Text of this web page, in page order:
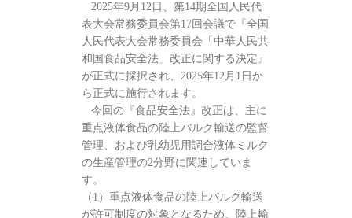
2025年9月12日、第14期全国人民代
表大会常務委員会第17回会議で『全国
人民代表大会常務委員会「中華人民共
和国食品安全法」改正に関する決定』
が正式に採択され、2025年12月1日か
ら正式に施行されます。
今回の『食品安全法』改正は、主に
重点液体食品の陸上バルク輸送の監督
管理、および乳幼児用調合液体ミルク
の生産管理の2分野に関連していま
す。
（1）重点液体食品の陸上バルク輸送
が許可制度の対象となるため、陸上輸